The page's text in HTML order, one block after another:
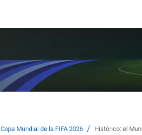
Copa Mundial de la FIFA 2026 / Histórico: el